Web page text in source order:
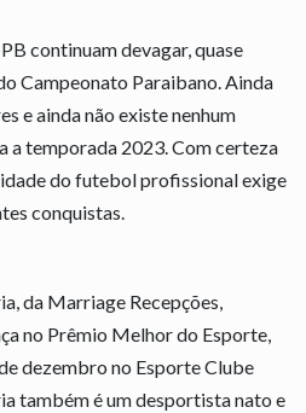
continuam devagar, quase
Campeonato Paraibano. Ainda
e ainda não existe nenhum
a temporada 2023. Com certeza
do futebol profissional exige
conquistas.
da Marriage Recepções,
no Prêmio Melhor do Esporte,
dezembro no Esporte Clube
também é um desportista nato e